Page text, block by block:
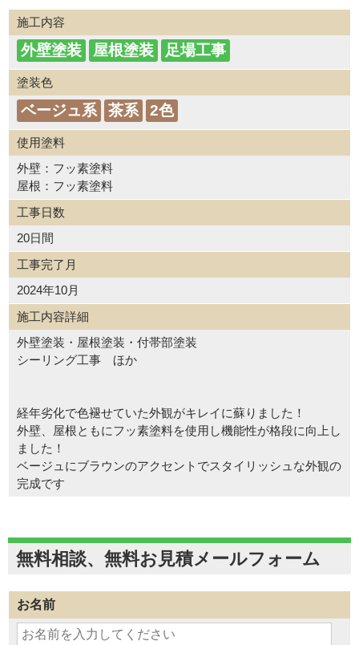
施工内容
外壁塗装 屋根塗装 足場工事
塗装色
ベージュ系 茶系 2色
使用塗料
外壁：フッ素塗料
屋根：フッ素塗料
工事日数
20日間
工事完了月
2024年10月
施工内容詳細
外壁塗装・屋根塗装・付帯部塗装
シーリング工事 ほか
経年劣化で色褪せていた外観がキレイに蘇りました！
外壁、屋根ともにフッ素塗料を使用し機能性が格段に向上し
ました！
ベージュにブラウンのアクセントでスタイリッシュな外観の
完成です
無料相談、無料お見積メールフォーム
お名前